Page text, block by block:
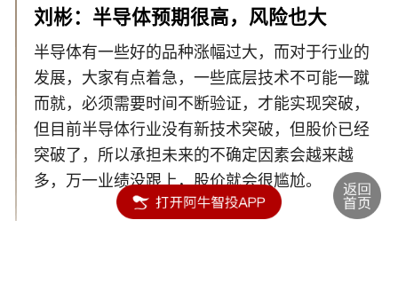
刘彬：半导体预期很高，风险也大
半导体有一些好的品种涨幅过大，而对于行业的
发展，大家有点着急，一些底层技术不可能一蹴
而就，必须需要时间不断验证，才能实现突破，
但目前半导体行业没有新技术突破，但股价已经
突破了，所以承担未来的不确定因素会越来越
多，万一业绩没跟上，股价就会很尴尬。